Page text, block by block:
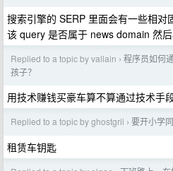
搜索引擎的 SERP 里面会有一些相
该 query 是否属于 news domain 然后
Replied to a topic by vallain › 程序员如何
孩子？
用技术赚钱买豪车算不算通过技术手
Replied to a topic by ghostgril › 要开小学
租赁车钥匙